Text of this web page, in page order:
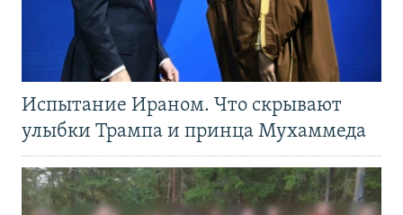
Испытание Ираном. Что скрывают
улыбки Трампа и принца Мухаммеда